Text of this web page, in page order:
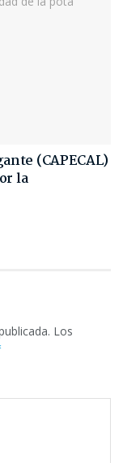
(CAPECAL)
la
Los